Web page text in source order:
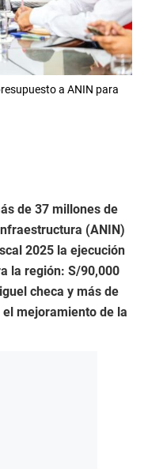
a ANIN para
de 37 millones de
(ANIN)
2025 la ejecución
la región: S/90,000
checa y más de
mejoramiento de la